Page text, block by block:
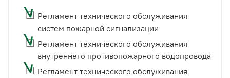
Регламент технического обслуживания
систем пожарной сигнализации
Регламент технического обслуживания
внутреннего противопожарного водопровода
Регламент технического обслуживания